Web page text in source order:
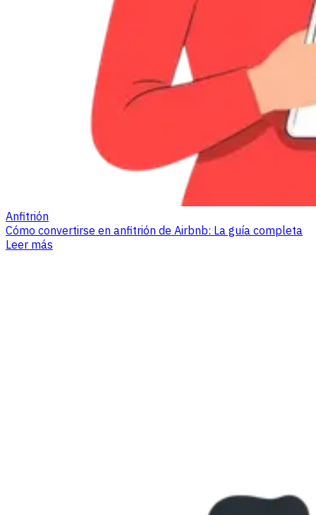
Anfitrión
Cómo convertirse en anfitrión de Airbnb: La guía completa
Leer más